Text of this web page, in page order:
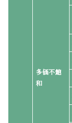
多価不飽
和